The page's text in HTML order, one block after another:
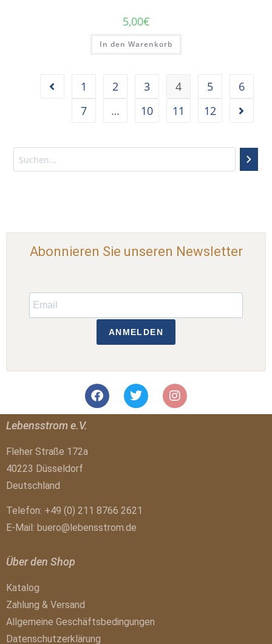
5,00€
In den Warenkorb
1 2 3 4 5
6
7
… 10 11 12
Abonnieren Sie unseren Newsletter
ANMELDEN
Lebensstrom e.V.
Fleher Straße 172a
40223 Düsseldorf
Deutschland
Telefon: +49 (0) 211 8766 2621
E-Mail: buero@lebensstrom.de
Über den Shop
Katalog
Zahlung & Versand
Allgemeine Geschäftsbedingungen
Datenschutzerklärung